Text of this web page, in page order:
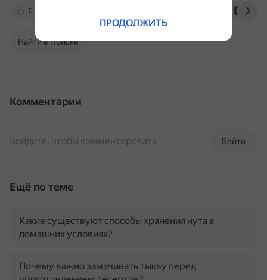
0
Найти в Поиске
Комментарии
Войти
Войдите, чтобы комментировать
Ещё по теме
Какие существуют способы хранения нута в
домашних условиях?
Почему важно замачивать тыкву перед
ПРОДОЛЖИТЬ